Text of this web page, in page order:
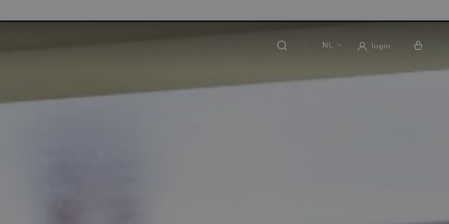
NL login